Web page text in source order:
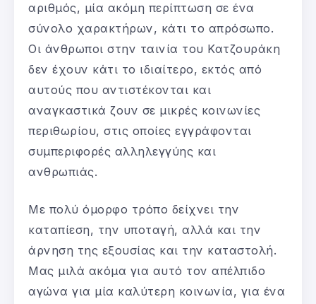
αριθμός, μία ακόμη περίπτωση σε ένα
σύνολο χαρακτήρων, κάτι το απρόσωπο.
Οι άνθρωποι στην ταινία του Κατζουράκη
δεν έχουν κάτι το ιδιαίτερο, εκτός από
αυτούς που αντιστέκονται και
αναγκαστικά ζουν σε μικρές κοινωνίες
περιθωρίου, στις οποίες εγγράφονται
συμπεριφορές αλληλεγγύης και
ανθρωπιάς.
Με πολύ όμορφο τρόπο δείχνει την
καταπίεση, την υποταγή, αλλά και την
άρνηση της εξουσίας και την καταστολή.
Μας μιλά ακόμα για αυτό τον απέλπιδο
αγώνα για μία καλύτερη κοινωνία, για ένα